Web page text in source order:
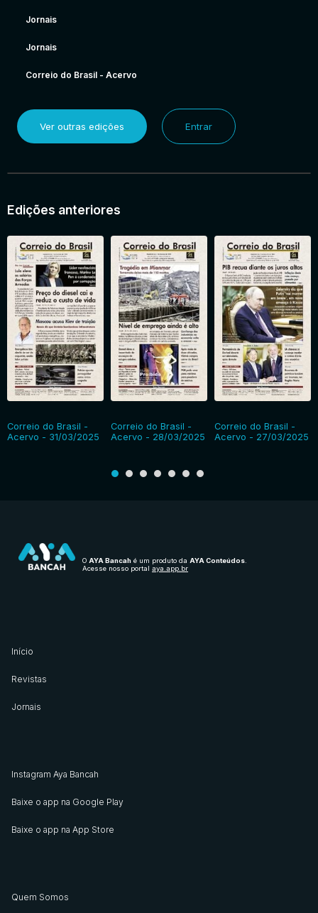
Jornais
Jornais
Correio do Brasil - Acervo
Ver outras edições Entrar
Edições anteriores
Correio do Brasil -
Acervo - 31/03/2025
Correio do Brasil -
Acervo - 28/03/2025
Correio do Brasil -
Acervo - 27/03/2025
O AYA Bancah é um produto da AYA Conteúdos
Acesse nosso portal aya.app.br
Início
Revistas
Jornais
Instagram Aya Bancah
Baixe o app na Google Play
Baixe o app na App Store
Quem Somos